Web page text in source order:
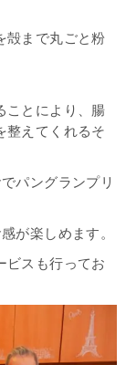
殻まで丸ごと粉
ことにより、腸
整えてくれるそ
パングランプリ
が楽しめます。
ビスも行ってお